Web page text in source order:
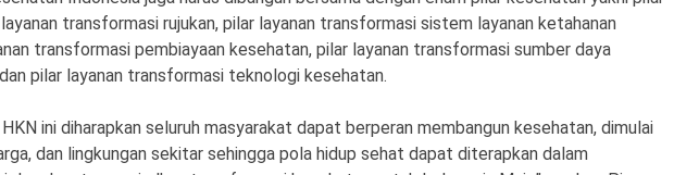
layanan transformasi rujukan, pilar layanan transformasi sistem layanan ketahanan
transformasi pembiayaan kesehatan, pilar layanan transformasi sumber daya
pilar layanan transformasi teknologi kesehatan.
ini diharapkan seluruh masyarakat dapat berperan membangun kesehatan, dimulai
dan lingkungan sekitar sehingga pola hidup sehat dapat diterapkan dalam